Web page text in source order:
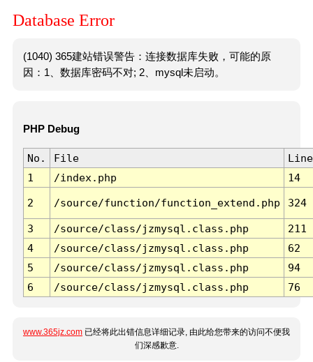
Database Error
(1040) 365建站错误警告：连接数据库失败，可能的原
因：1、数据库密码不对; 2、mysql未启动。
PHP Debug
No. File
Line
1
/index.php 14
2 /source/function/function_extend.php 324
3 /source/class/jzmysql.class.php
211
4
/source/class/jzmysql.class.php
62
5
/source/class/jzmysql.class.php
94
6
/source/class/jzmysql.class.php 76
www.365jz.com 已经将此出错信息详细记录, 由此给您带来的访问不便我
们深感歉意.